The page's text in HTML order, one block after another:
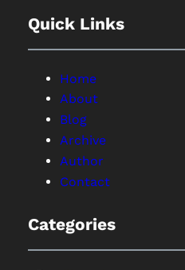
Quick Links
Home
About
Blog
Archive
Author
Contact
Categories